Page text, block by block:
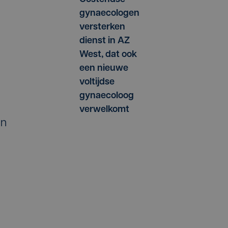
gynaecologen
versterken
dienst in AZ
West, dat ook
een nieuwe
voltijdse
gynaecoloog
verwelkomt